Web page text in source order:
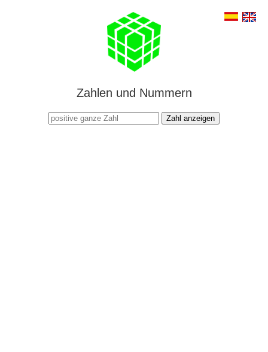
Zahlen und Nummern
Zahl anzeigen